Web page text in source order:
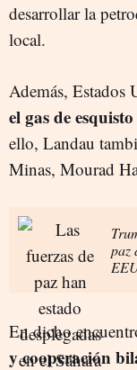
desarrollar la
local.
Además, Estados
el gas de esquisto
ello, Landau
Minas, Mourad
paz
En dicho
y cooperación